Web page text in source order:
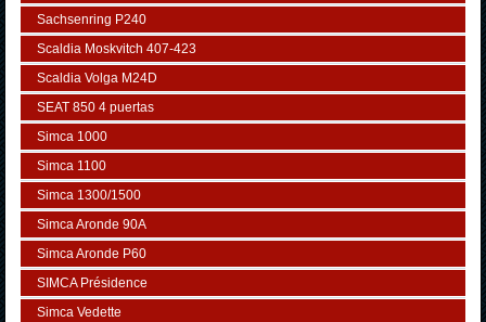
Sachsenring P240
Scaldia Moskvitch 407-423
Scaldia Volga M24D
SEAT 850 4 puertas
Simca 1000
Simca 1100
Simca 1300/1500
Simca Aronde 90A
Simca Aronde P60
SIMCA Présidence
Simca Vedette